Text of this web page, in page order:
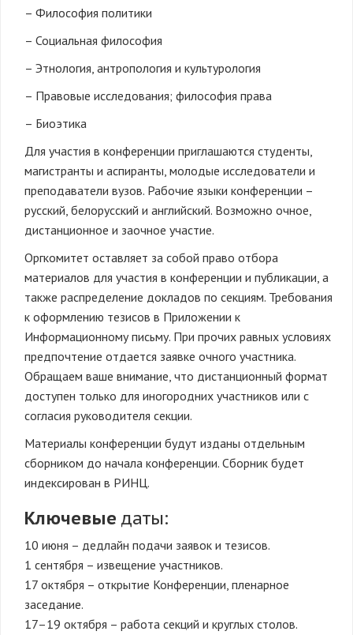
– Философия политики
– Социальная философия
– Этнология, антропология и культурология
– Правовые исследования; философия права
– Биоэтика
Для участия в конференции приглашаются студенты,
магистранты и аспиранты, молодые исследователи и
преподаватели вузов. Рабочие языки конференции –
русский, белорусский и английский. Возможно очное,
дистанционное и заочное участие.
Оргкомитет оставляет за собой право отбора
материалов для участия в конференции и публикации, а
также распределение докладов по секциям. Требования
к оформлению тезисов в Приложении к
Информационному письму. При прочих равных условиях
предпочтение отдается заявке очного участника.
Обращаем ваше внимание, что дистанционный формат
доступен только для иногородних участников или с
согласия руководителя секции.
Материалы конференции будут изданы отдельным
сборником до начала конференции. Сборник будет
индексирован в РИНЦ.
Ключевые даты:
10 июня – дедлайн подачи заявок и тезисов.
1 сентября – извещение участников.
17 октября – открытие Конференции, пленарное
заседание.
17–19 октября – работа секций и круглых столов.